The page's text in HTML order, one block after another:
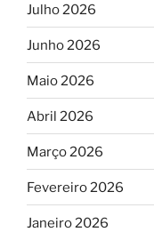
Julho 2026
Junho 2026
Maio 2026
Abril 2026
Março 2026
Fevereiro 2026
Janeiro 2026